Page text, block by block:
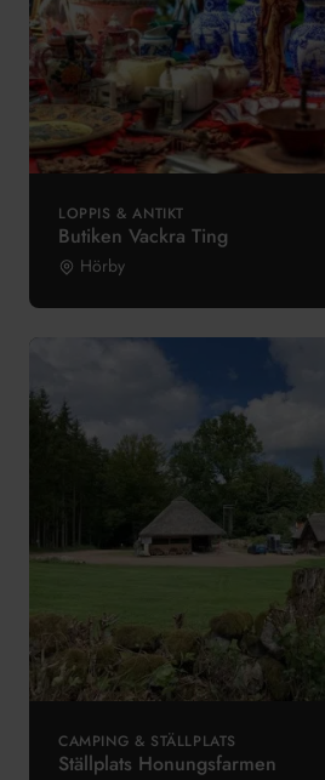
LOPPIS & ANTIKT
Butiken Vackra Ting
Hörby
CAMPING & STÄLLPLATS
Ställplats Honungsfarmen